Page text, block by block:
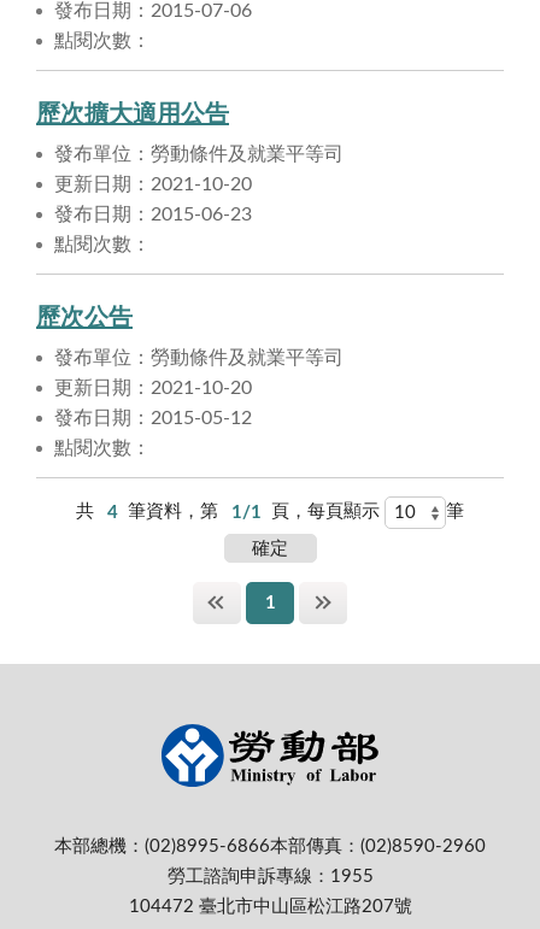
發布日期：2015-07-06
點閱次數：
歷次擴大適用公告
發布單位：勞動條件及就業平等司
更新日期：2021-10-20
發布日期：2015-06-23
點閱次數：
歷次公告
發布單位：勞動條件及就業平等司
更新日期：2021-10-20
發布日期：2015-05-12
點閱次數：
共 4 筆資料，第 1/1 頁，每頁顯示 筆
1
本部總機：(02)8995-6866本部傳真：(02)8590-2960
勞工諮詢申訴專線：1955
104472 臺北市中山區松江路207號